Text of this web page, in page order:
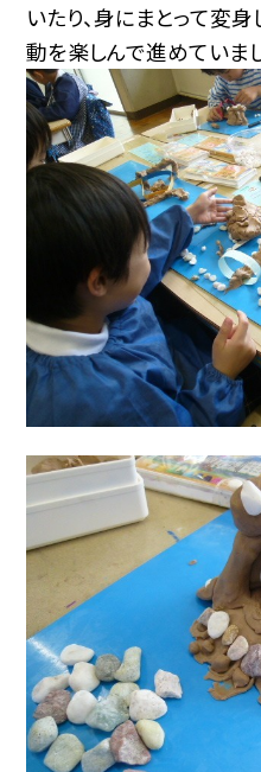
いたり、身にまとって変
動を楽しんで進めていま